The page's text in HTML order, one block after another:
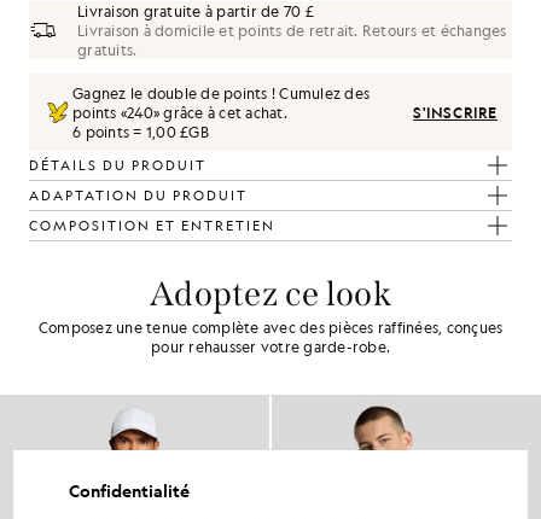
Livraison gratuite à partir de 70 £
Livraison à domicile et points de retrait. Retours et échanges
gratuits.
Gagnez le double de points ! Cumulez des
points «240» grâce à cet achat.
6 points = 1,00 £GB
S'INSCRIRE
DÉTAILS DU PRODUIT
ADAPTATION DU PRODUIT
COMPOSITION ET ENTRETIEN
Adoptez ce look
Composez une tenue complète avec des pièces raffinées, conçues
pour rehausser votre garde-robe.
Confidentialité